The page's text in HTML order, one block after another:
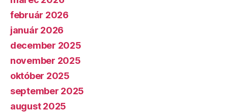
február 2026
január 2026
december 2025
november 2025
október 2025
september 2025
august 2025